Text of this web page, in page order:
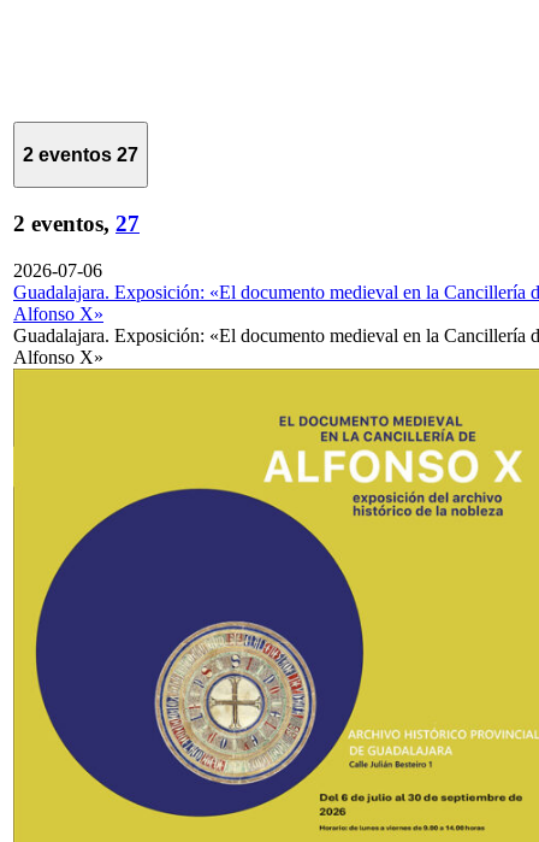
2 eventos 27
2 eventos, 27
2026-07-06
Guadalajara. Exposición: «El documento medieval en la Cancillería
Alfonso X»
Guadalajara. Exposición: «El documento medieval en la Cancillería
Alfonso X»